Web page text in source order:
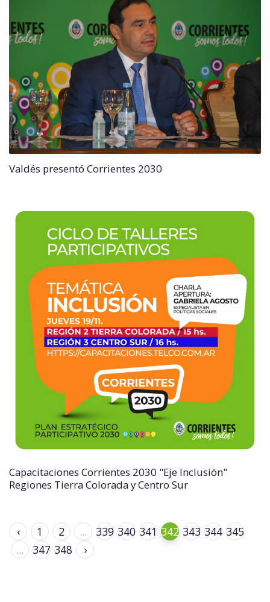
Valdés presentó Corrientes 2030
Capacitaciones Corrientes 2030 "Eje Inclusión"
Regiones Tierra Colorada y Centro Sur
‹ 1 2 ... 339 340 341 342 343 344 345
...
347 348 ›